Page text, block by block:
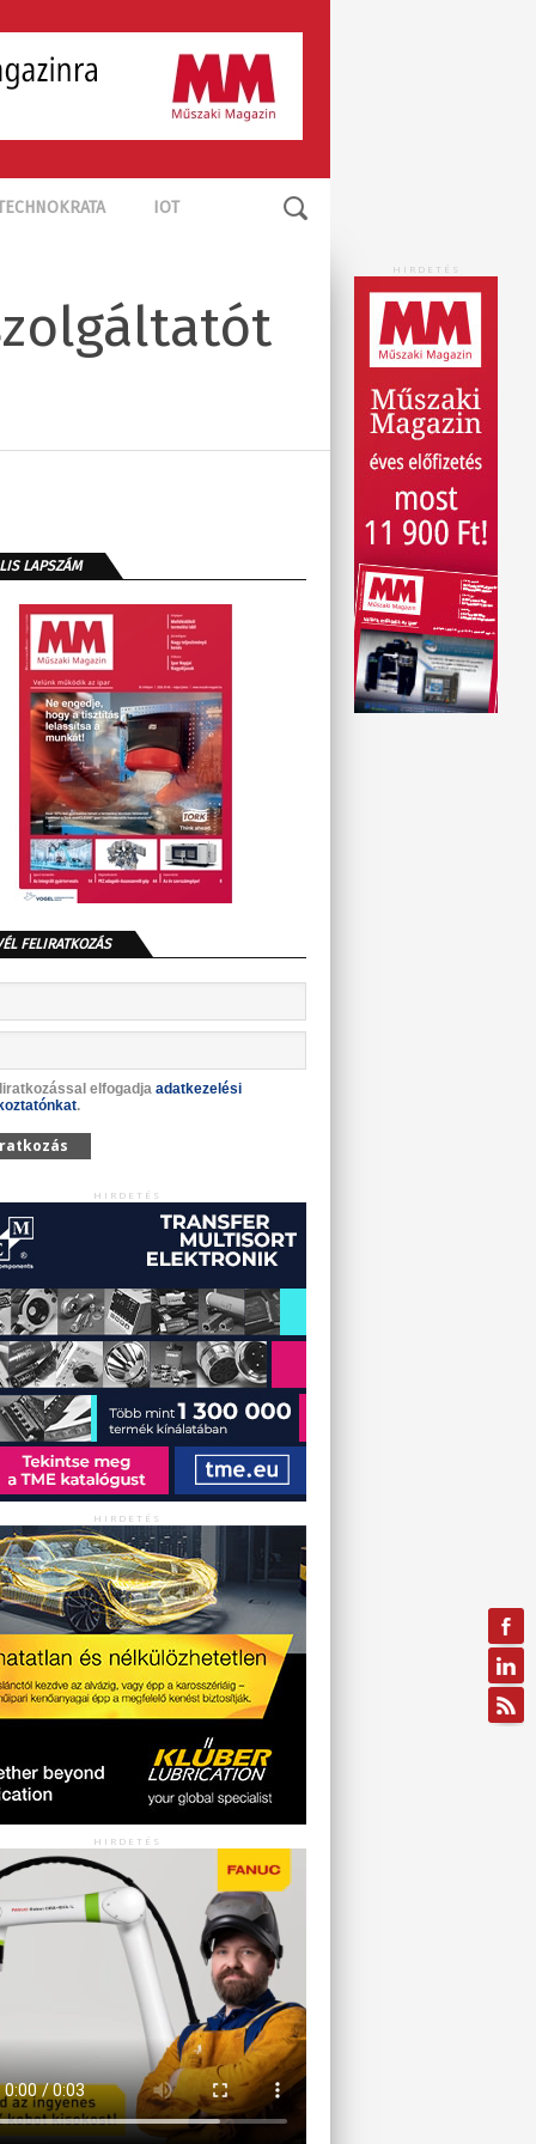
IOT
HIRDETÉS
LAPSZÁM
FELIRATKOZÁS
elfogadja adatkezelési
.
HIRDETÉS
HIRDETÉS
HIRDETÉS